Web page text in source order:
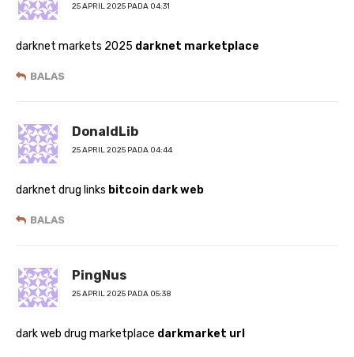
25 APRIL 2025 PADA 04:31
darknet markets 2025 darknet marketplace
BALAS
DonaldLib
25 APRIL 2025 PADA 04:44
darknet drug links bitcoin dark web
BALAS
PingNus
25 APRIL 2025 PADA 05:38
dark web drug marketplace darkmarket url